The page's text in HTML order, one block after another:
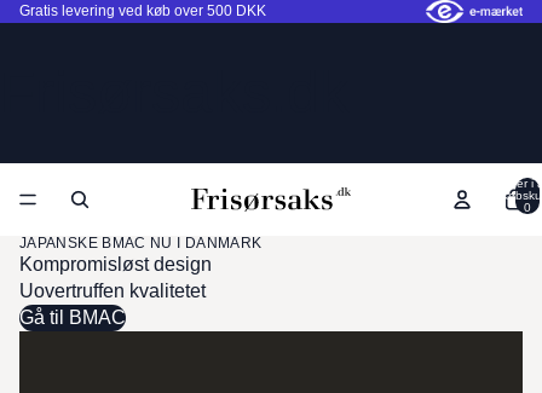
Gratis levering ved køb over 500 DKK
Varer i
0
JAPANSKE BMAC NU I DANMARK
Kompromisløst design
Uovertruffen kvalitetet
Gå til BMAC